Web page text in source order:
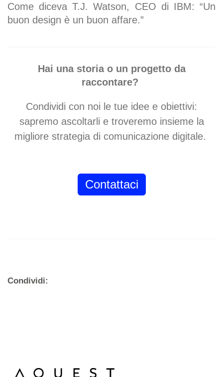
Come diceva T.J. Watson, CEO di IBM: “Un
buon design è un buon affare.”
Hai una storia o un progetto da
raccontare?
Condividi con noi le tue idee e obiettivi:
sapremo ascoltarli e troveremo insieme la
migliore strategia di comunicazione digitale.
Contattaci
Condividi: